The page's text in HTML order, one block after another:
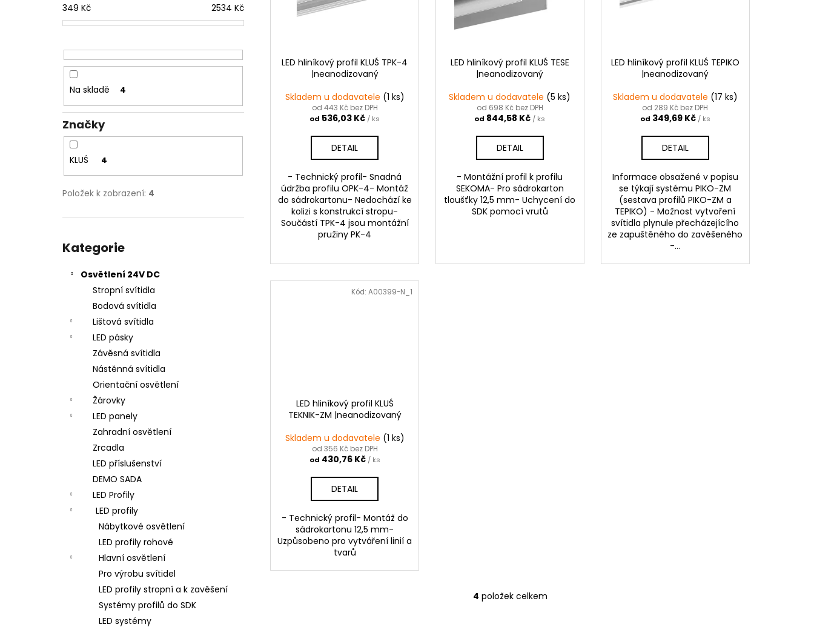
349 Kč 2534 Kč
Na skladě 4
Značky
KLUŚ 4
Položek k zobrazení: 4
kategorie
Kategorie
Osvětlení 24V DC
Stropní svítidla
Bodová svítidla
Lištová svítidla
LED pásky
Závěsná svítidla
Nástěnná svítidla
Orientační osvětlení
Žárovky
LED panely
Zahradní osvětlení
Zrcadla
LED příslušenství
DEMO SADA
LED Profily
LED profily
Nábytkové osvětlení
LED profily rohové
Hlavní osvětlení
Pro výrobu svítidel
LED profily stropní a k zavěšení
Systémy profilů do SDK
LED systémy
LED hliníkový profil KLUŚ TPK-4
|neanodizovaný
Skladem u dodavatele (1 ks)
od 443 Kč bez DPH
od 536,03 Kč / ks
DETAIL
- Technický profil- Snadná
údržba profilu OPK-4- Montáž
do sádrokartonu- Nedochází ke
kolizi s konstrukcí stropu-
Součástí TPK-4 jsou montážní
pružiny PK-4
LED hliníkový profil KLUŚ TESE
|neanodizovaný
Skladem u dodavatele (5 ks)
od 698 Kč bez DPH
od 844,58 Kč / ks
DETAIL
- Montážní profil k profilu
SEKOMA- Pro sádrokarton
tloušťky 12,5 mm- Uchycení do
SDK pomocí vrutů
LED hliníkový profil KLUŚ TEPIKO
|neanodizovaný
Skladem u dodavatele (17 ks)
od 289 Kč bez DPH
od 349,69 Kč / ks
DETAIL
Informace obsažené v popisu
se týkají systému PIKO-ZM
(sestava profilů PIKO-ZM a
TEPIKO) - Možnost vytvoření
svítidla plynule přecházejícího
ze zapuštěného do zavěšeného
-...
LED hliníkový profil KLUŚ
TEKNIK-ZM |neanodizovaný
Skladem u dodavatele (1 ks)
od 356 Kč bez DPH
od 430,76 Kč / ks
DETAIL
- Technický profil- Montáž do
sádrokartonu 12,5 mm-
Uzpůsobeno pro vytváření linií a
tvarů
Kód:A00399-N_1
O
4 položek celkem